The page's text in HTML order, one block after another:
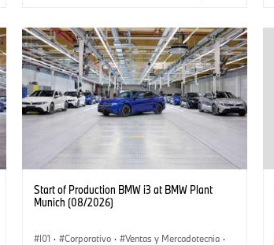
Start of Production BMW i3 at BMW Plant
Munich (08/2026)
I01 · Corporativo · Ventas y Mercadotecnia ·